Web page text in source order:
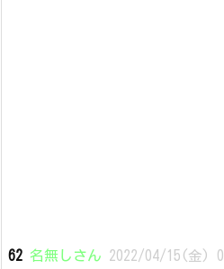
62 名無しさん 2022/04/15(金)